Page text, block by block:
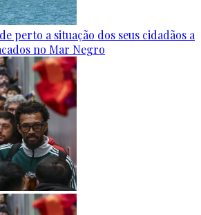
perto a situação dos seus cidadãos a
no Mar Negro